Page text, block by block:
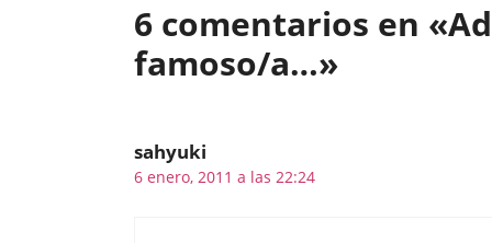
6 comentarios en
famoso/a…»
sahyuki
6 enero, 2011 a las 22:24